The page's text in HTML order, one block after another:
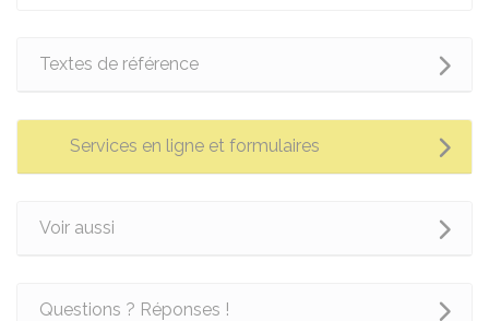
Textes de référence
Services en ligne et formulaires
Voir aussi
Questions ? Réponses !